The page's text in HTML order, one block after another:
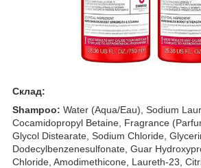
Склад:
Shampoo: Water (Aqua/Eau), Sodium
Cocamidopropyl Betaine, Fragrance
Glycol Distearate, Sodium Chloride,
Dodecylbenzenesulfonate, Guar
Chloride, Amodimethicone, Laureth-23,